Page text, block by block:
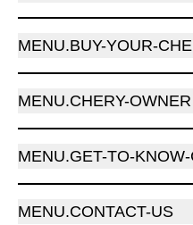
MENU.BUY-YOUR-
MENU.CHERY-OWNER
MENU.GET-TO-
MENU.CONTACT-US